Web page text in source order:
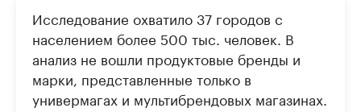
Исследование охватило 37 городов с
населением более 500 тыс. человек. В
анализ не вошли продуктовые бренды и
марки, представленные только в
универмагах и мультибрендовых магазинах.